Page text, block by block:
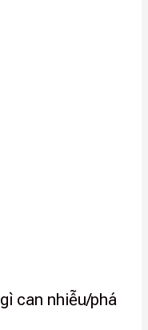
can nhiễu/phá